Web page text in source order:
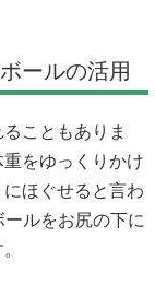
ールの活用
こともありま
をゆっくりかけ
ほぐせると言わ
ールをお尻の下に